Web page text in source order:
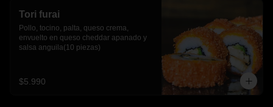
Tori furai
Pollo, tocino, palta, queso crema,
envuelto en queso cheddar apanado y
salsa anguila(10 piezas)
$5.990